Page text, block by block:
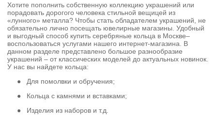
Хотите пополнить собственную коллекцию украшений или
порадовать дорогого человека стильной вещицей из
«лунного» металла? Чтобы стать обладателем украшений, не
обязательно лично посещать ювелирные магазины. Удобный
и выгодный способ купить серебряные кольца в Москве–
воспользоваться услугами нашего интернет-магазина. В
данном разделе представлено большое разнообразие
украшений – от классических моделей до актуальных новинок.
У нас вы найдете кольца:
●
Для помолвки и обручения;
●
Кольца с камнями и вставками;
●
Изделия из наборов и т.д.